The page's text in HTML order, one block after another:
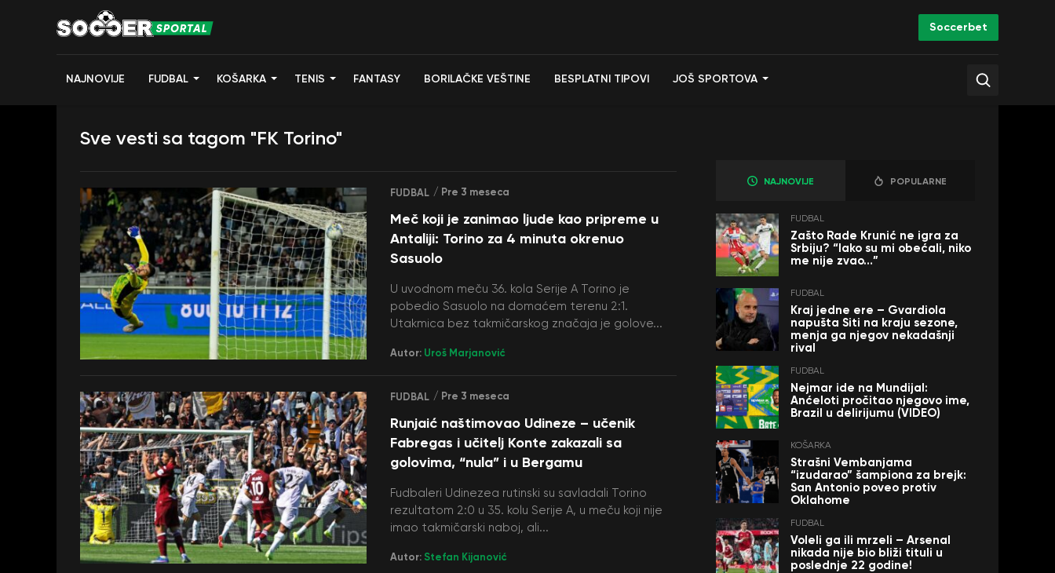
Soccerbet
NAJNOVIJE FUDBAL KOŠARKA TENIS FANTASY BORILAČKE VEŠTINE BESPLATNI TIPOVI JOŠ SPORTOVA
Sve vesti sa tagom "FK Torino"
FUDBAL / Pre 3 meseca
Meč koji je zanimao ljude kao pripreme u
Antaliji: Torino za 4 minuta okrenuo
Sasuolo
U uvodnom meču 36. kola Serije A Torino je
pobedio Sasuolo na domaćem terenu 2:1.
Utakmica bez takmičarskog značaja je golove...
Autor: Uroš Marjanović
FUDBAL / Pre 3 meseca
Runjaić naštimovao Udineze – učenik
Fabregas i učitelj Konte zakazali sa
golovima, “nula” i u Bergamu
Fudbaleri Udinezea rutinski su savladali Torino
rezultatom 2:0 u 35. kolu Serije A, u meču koji nije
imao takmičarski naboj, ali...
Autor: Stefan Kijanović
NAJNOVIJE POPULARNE
FUDBAL
Zašto Rade Krunić ne igra za
Srbiju? “Iako su mi obećali, niko
me nije zvao…”
FUDBAL
Kraj jedne ere – Gvardiola
napušta Siti na kraju sezone,
menja ga njegov nekadašnji
rival
FUDBAL
Nejmar ide na Mundijal:
Anćeloti pročitao njegovo ime,
Brazil u delirijumu (VIDEO)
KOŠARKA
Strašni Vembanjama
“izudarao” šampiona za brejk:
San Antonio poveo protiv
Oklahome
FUDBAL
Voleli ga ili mrzeli – Arsenal
nikada nije bio bliži tituli u
poslednje 22 godine!